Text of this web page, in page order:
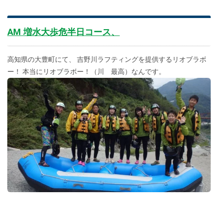
AM 増水大歩危半日コース、
高知県の大豊町にて、 吉野川ラフティングを提供するリオブラボ
ー！ 本当にリオブラボー！（川 最高）なんです。